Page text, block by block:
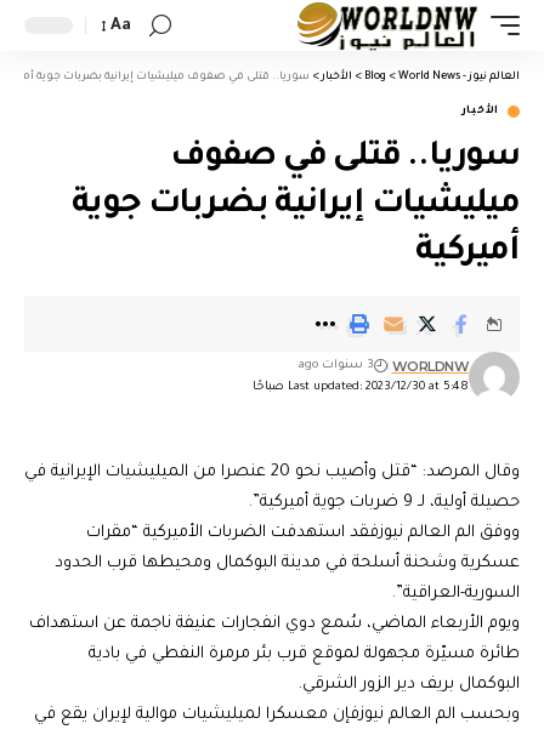
Aa
العالم نيوز - World News >
Blog
> الأخبار > سوريا.. قتلى في صفوف ميليشيات إيرانية بضربات جوية أميركية
الأخبار
سوريا.. قتلى في صفوف
ميليشيات إيرانية بضربات جوية
أميركية
Last updated: 2023/12/30 at 5:48 صباحًا
WORLDNW 3 سنوات ago
وقال المرصد: “قتل وأصيب نحو 20 عنصرا من الميليشيات الإيرانية في
حصيلة أولية، لـ 9 ضربات جوية أميركية”.
ووفق الم العالم نيوزفقد استهدفت الضربات الأميركية “مقرات
عسكرية وشحنة أسلحة في مدينة البوكمال ومحيطها قرب الحدود
السورية-العراقية”.
ويوم الأربعاء الماضي، سُمع دوي انفجارات عنيفة ناجمة عن استهداف
طائرة مسيّرة مجهولة لموقع قرب بئر مرمرة النفطي في بادية
البوكمال بريف دير الزور الشرقي.
وبحسب الم العالم نيوزفإن معسكرا لميليشيات موالية لإيران يقع في